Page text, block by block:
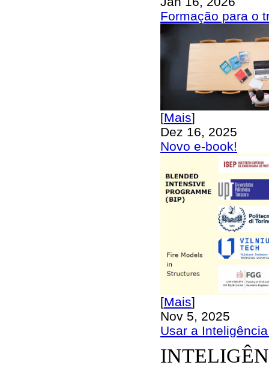
Formação para o
[Mais]
Dez 16, 2025
Novo e-book!
[Mais]
Nov 5, 2025
Usar a